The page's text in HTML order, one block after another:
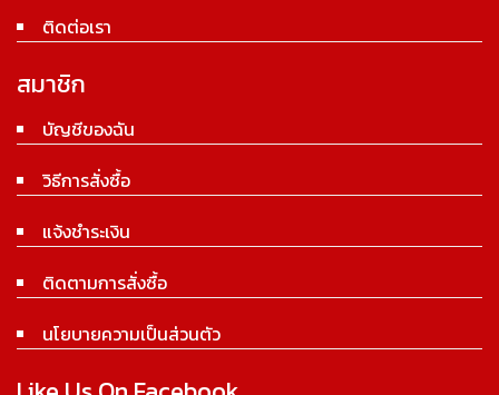
ติดต่อเรา
สมาชิก
บัญชีของฉัน
วิธีการสั่งซื้อ
แจ้งชำระเงิน
ติดตามการสั่งซื้อ
นโยบายความเป็นส่วนตัว